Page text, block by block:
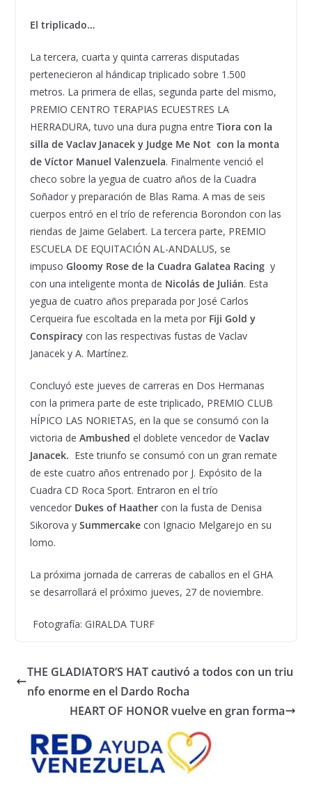
El triplicado…
La tercera, cuarta y quinta carreras disputadas
pertenecieron al hándicap triplicado sobre 1.500
metros. La primera de ellas, segunda parte del mismo,
PREMIO CENTRO TERAPIAS ECUESTRES LA
HERRADURA, tuvo una dura pugna entre Tiora con la
silla de Vaclav Janacek y Judge Me Not con la monta
de Víctor Manuel Valenzuela. Finalmente venció el
checo sobre la yegua de cuatro años de la Cuadra
Soñador y preparación de Blas Rama. A mas de seis
cuerpos entró en el trío de referencia Borondon con las
riendas de Jaime Gelabert. La tercera parte, PREMIO
ESCUELA DE EQUITACIÓN AL-ANDALUS, se
impuso Gloomy Rose de la Cuadra Galatea Racing y
con una inteligente monta de Nicolás de Julián. Esta
yegua de cuatro años preparada por José Carlos
Cerqueira fue escoltada en la meta por Fiji Gold y
Conspiracycon las respectivas fustas de Vaclav
Janacek y A. Martínez.
Concluyó este jueves de carreras en Dos Hermanas
con la primera parte de este triplicado, PREMIO CLUB
HÍPICO LAS NORIETAS, en la que se consumó con la
victoria de Ambushed el doblete vencedor de Vaclav
Janacek. Este triunfo se consumó con un gran remate
de este cuatro años entrenado por J. Expósito de la
Cuadra CD Roca Sport. Entraron en el trío
vencedor Dukes of Haathercon la fusta de Denisa
Sikorova y Summercakecon Ignacio Melgarejo en su
lomo.
La próxima jornada de carreras de caballos en el GHA
se desarrollará el próximo jueves, 27 de noviembre.
Fotografía: GIRALDA TURF
THE GLADIATOR’S HAT cautivó a todos con un triu
nfo enorme en el Dardo Rocha
HEART OF HONOR vuelve en gran forma